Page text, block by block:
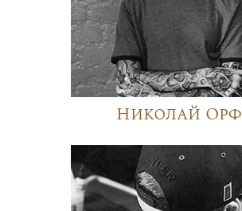
Николай Орф